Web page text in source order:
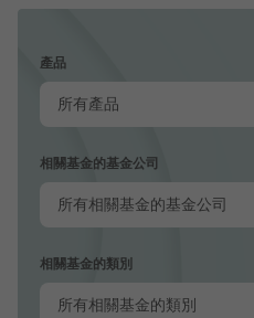
產品
相關基金的基金公司
相關基金的類別